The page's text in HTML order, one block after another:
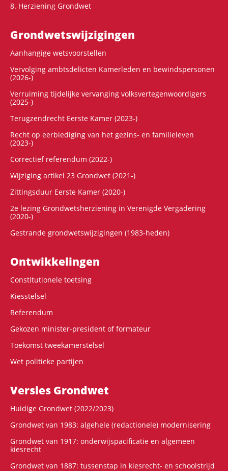
8. Herziening Grondwet
Grondwets­wijzigingen
Aanhangige wetsvoorstellen
Vervolging ambtsdelicten Kamerleden en bewindspersonen
(2026-)
Verruiming tijdelijke vervanging volksvertegenwoordigers
(2025-)
Terugzendrecht Eerste Kamer (2023-)
Recht op eerbiediging van het gezins- en familieleven
(2023-)
Correctief referendum (2022-)
Wijziging artikel 23 Grondwet (2021-)
Zittingsduur Eerste Kamer (2020-)
2e lezing Grondwetsherziening in Verenigde Vergadering
(2020-)
Gestrande grondwetswijzigingen (1983-heden)
Ontwikke­lingen
Constitutionele toetsing
Kiesstelsel
Referendum
Gekozen minister-president of formateur
Toekomst tweekamerstelsel
Wet politieke partijen
Versies Grondwet
Huidige Grondwet (2022/2023)
Grondwet van 1983: algehele (redactionele) modernisering
Grondwet van 1917: onderwijspacificatie en algemeen
kiesrecht
Grondwet van 1887: tussenstap in kiesrecht- en schoolstrijd